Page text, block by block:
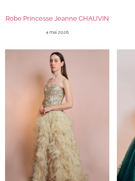
Robe Princesse Jeanne CHAUVIN
4 mai 2026